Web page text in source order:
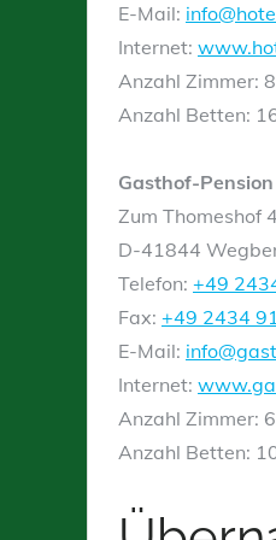
E-Mail:
Internet:
Anzahl Zimmer: 8
Anzahl Betten:
Gasthof-
Zum Thomeshof 4
D-41844
Telefon: +49
Fax: +49 2434
E-Mail:
Internet:
Anzahl Zimmer: 6
Anzahl Betten: